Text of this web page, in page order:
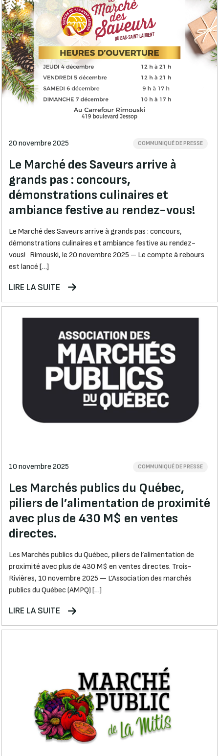
20 novembre 2025 COMMUNIQUÉ DE PRESSE
Le Marché des Saveurs arrive à
grands pas : concours,
démonstrations culinaires et
ambiance festive au rendez-vous!
Le Marché des Saveurs arrive à grands pas : concours,
démonstrations culinaires et ambiance festive au rendez-
vous! Rimouski, le 20 novembre 2025 – Le compte à rebours
est lancé […]
LIRE LA SUITE
10 novembre 2025 COMMUNIQUÉ DE PRESSE
Les Marchés publics du Québec,
piliers de l’alimentation de proximité
avec plus de 430 M$ en ventes
directes.
Les Marchés publics du Québec, piliers de l’alimentation de
proximité avec plus de 430 M$ en ventes directes. Trois-
Rivières, 10 novembre 2025 — L’Association des marchés
publics du Québec (AMPQ) […]
LIRE LA SUITE